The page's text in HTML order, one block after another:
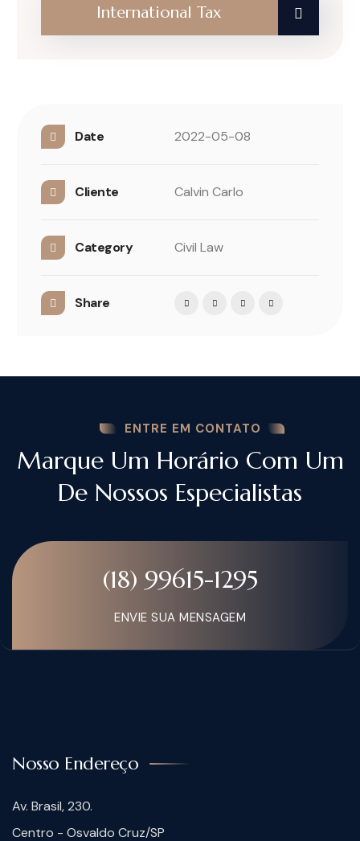
International Tax
Date 2022-05-08
Cliente Calvin Carlo
Category Civil Law
Share
ENTRE EM CONTATO
Marque Um Horário Com Um
De Nossos Especialistas
(18) 99615-1295
ENVIE SUA MENSAGEM
Nosso Endereço
Av. Brasil, 230.
Centro - Osvaldo Cruz/SP